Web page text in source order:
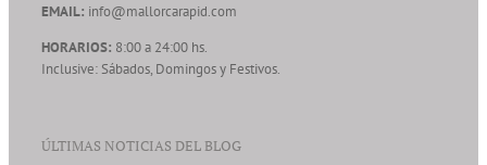
EMAIL: info@mallorcarapid.com
HORARIOS: 8:00 a 24:00 hs.
Inclusive: Sábados, Domingos y Festivos.
ÚLTIMAS NOTICIAS DEL BLOG